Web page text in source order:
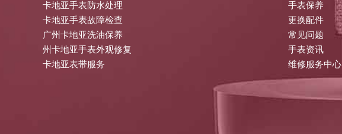
卡地亚手表防水处理
卡地亚手表故障检查
广州卡地亚洗油保养
州卡地亚手表外观修复
卡地亚表带服务
手表保养
更换配件
常见问题
手表资讯
维修服务中心